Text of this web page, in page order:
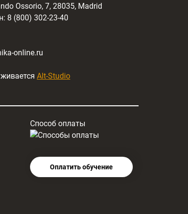
Ossorio, 7, 28035, Madrid
8 (800) 302-23-40
online.ru
Alt-Studio
Способ оплаты
Оплатить обучение